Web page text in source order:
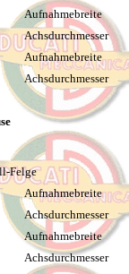
Aufnahmebreite
Achsdurchmesser
Aufnahmebreite
Achsdurchmesser
Felge
Aufnahmebreite
Achsdurchmesser
Aufnahmebreite
Achsdurchmesser